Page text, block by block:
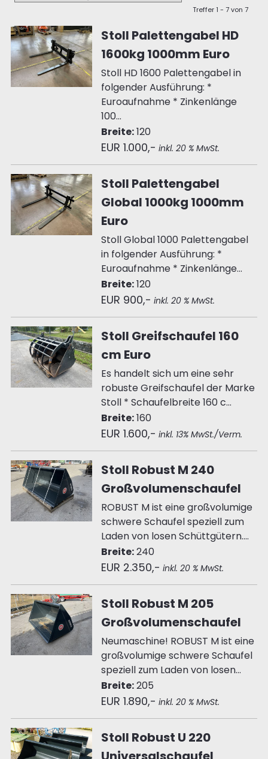
Treffer 1 - 7 von 7
Stoll Palettengabel HD
1600kg 1000mm Euro
Stoll HD 1600 Palettengabel in
folgender Ausführung: *
Euroaufnahme * Zinkenlänge
100...
Breite:120
EUR 1.000,- inkl. 20 % MwSt.
Stoll Palettengabel
Global 1000kg 1000mm
Euro
Stoll Global 1000 Palettengabel
in folgender Ausführung: *
Euroaufnahme * Zinkenlänge...
Breite:120
EUR 900,- inkl. 20 % MwSt.
Stoll Greifschaufel 160
cm Euro
Es handelt sich um eine sehr
robuste Greifschaufel der Marke
Stoll * Schaufelbreite 160 c...
Breite:160
EUR 1.600,- inkl. 13% MwSt./Verm.
Stoll Robust M 240
Großvolumenschaufel
ROBUST M ist eine großvolumige
schwere Schaufel speziell zum
Laden von losen Schüttgütern....
Breite:240
EUR 2.350,- inkl. 20 % MwSt.
Stoll Robust M 205
Großvolumenschaufel
Neumaschine! ROBUST M ist eine
großvolumige schwere Schaufel
speziell zum Laden von losen...
Breite:205
EUR 1.890,- inkl. 20 % MwSt.
Stoll Robust U 220